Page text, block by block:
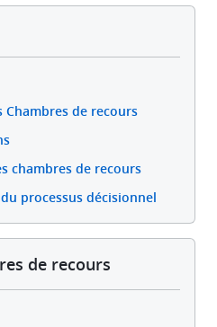
Chambres de recours
chambres de recours
processus décisionnel
de recours